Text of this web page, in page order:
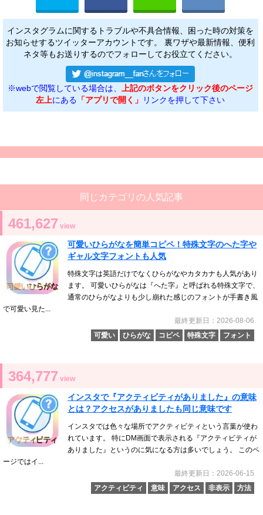
インスタグラムに関するトラブルや不具合情報、困った時の対策を
お知らせするツイッターアカウントです。 裏ワザや最新情報、便利
ネタ等もお送りするのでフォローしてお役立てください。
※webで閲覧している場合は、
上記のボタンをクリック後のページ
左上にある 「アプリで開く」 リンクを押して下さい
同じカテゴリの人気記事
461,627 view
可愛いひらがなを簡単コピペ！特殊文字のへた字や
ギャル文字フォントも人気
特殊文字は英語だけでなくひらがなやカタカナも人気があり
ます。 可愛いひらがなは『へた字』と呼ばれる特殊文字で、
通常のひらがなよりも少し崩れた感じのフォントが手書き風
で可愛い見た...
最終更新日：2026-08-06
可愛い
ひらがな コピペ 特殊文字 フォント
364,777 view
インスタで『アクティビティがありました』の意味
とは？アクセスがありましたも同じ意味です
インスタでは色々な場所でアクティビティという言葉が使わ
れています。 特にDM画面で表示される『アクティビティが
ありました』というのに気になる方は多いでしょう。 このペ
ージではイ...
最終更新日：2026-06-15
アクティビティ
意味 アクセス 非表示 方法